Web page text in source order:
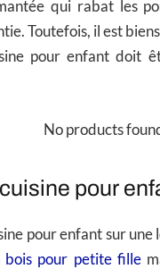
qui rabat les
Toutefois, il est
pour enfant doit
No products
pour
pour enfant sur une
bois pour petite fille